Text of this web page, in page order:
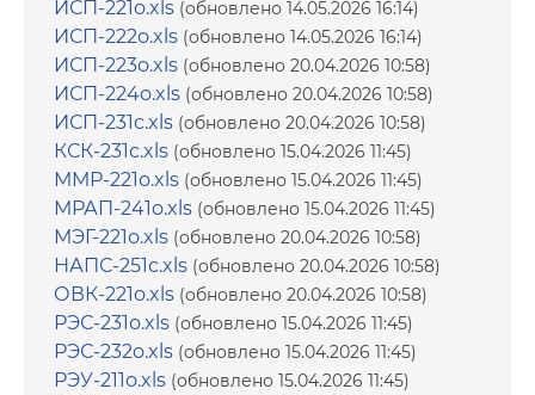
ИСП-221о.xls (обновлено 14.05.2026 16:14)
ИСП-222о.xls (обновлено 14.05.2026 16:14)
ИСП-223о.xls (обновлено 20.04.2026 10:58)
ИСП-224о.xls (обновлено 20.04.2026 10:58)
ИСП-231с.xls (обновлено 20.04.2026 10:58)
КСК-231с.xls (обновлено 15.04.2026 11:45)
ММР-221о.xls (обновлено 15.04.2026 11:45)
МРАП-241о.xls (обновлено 15.04.2026 11:45)
МЭГ-221о.xls (обновлено 20.04.2026 10:58)
НАПС-251с.xls (обновлено 20.04.2026 10:58)
ОВК-221о.xls (обновлено 20.04.2026 10:58)
РЭС-231о.xls (обновлено 15.04.2026 11:45)
РЭС-232о.xls (обновлено 15.04.2026 11:45)
РЭУ-211о.xls (обновлено 15.04.2026 11:45)